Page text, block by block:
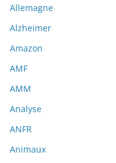
Allemagne
Alzheimer
Amazon
AMF
AMM
Analyse
ANFR
Animaux